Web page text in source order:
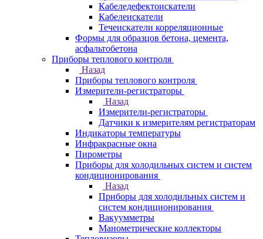
Кабеледефектоискатели
Кабелеискатели
Течеискатели корреляционные
Формы для образцов бетона, цемента,
асфальтобетона
Приборы теплового контроля
Назад
Приборы теплового контроля
Измерители-регистраторы
Назад
Измерители-регистраторы
Датчики к измерителям регистраторам
Индикаторы температуры
Инфракрасные окна
Пирометры
Приборы для холодильных систем и систем
кондиционирования
Назад
Приборы для холодильных систем и
систем кондиционирования
Вакуумметры
Манометрические коллекторы